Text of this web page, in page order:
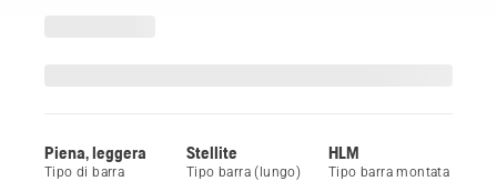
Piena, leggera
Tipo di barra
Stellite
Tipo barra (lungo)
HLM
Tipo barra montata